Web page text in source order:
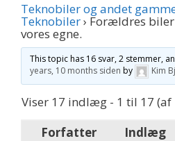
Teknobiler og andet
Teknobiler› Forældres
vores egne.
This topic has 16 svar, 2 stemmer,
years, 10 months siden by Kim
Viser 17 indlæg - 1 til 17 (af
Forfatter
Indlæg